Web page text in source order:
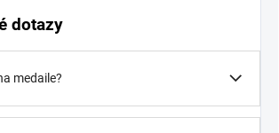
dotazy
medaile?